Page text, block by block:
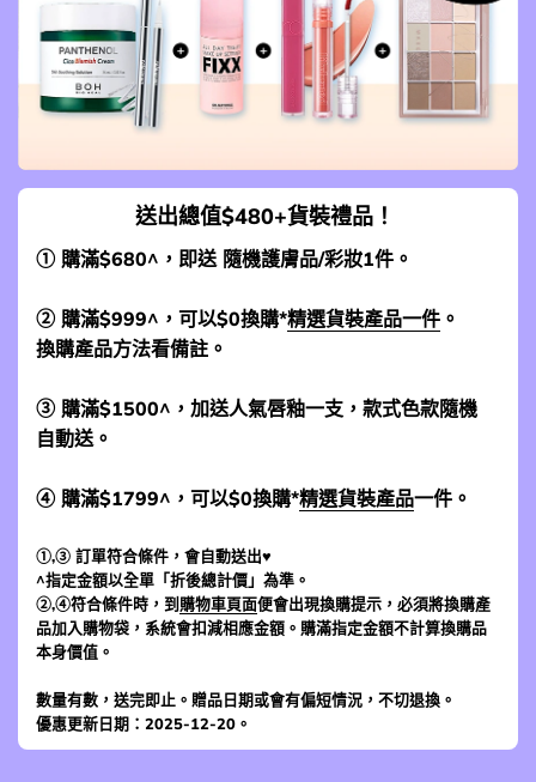
送出總值$480+貨裝禮品！
① 購滿$680^，即送 隨機護膚品/彩妝1件。
② 購滿$999^，可以$0換購*精選貨裝產品一件 。
換購產品方法看備註。
③ 購滿$1500^，加送人氣唇釉一支，款式色款隨機
自動送。
④ 購滿$1799^，可以$0換購*精選貨裝產品一件。
①,③ 訂單符合條件，會自動送出♥
^指定金額以全單「折後總計價」為準。
②,④符合條件時，到 購物車頁面便會出現換購提示，必須將換購產
品加入購物袋，系統會扣減相應金額。購滿指定金額不計算換購品
本身價值。
數量有數，送完即止。贈品日期或會有偏短情況，不切退換。
優惠更新日期：2025-12-20。